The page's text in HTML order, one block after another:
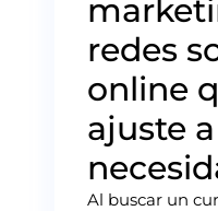
redes
online
ajuste
Al buscar un